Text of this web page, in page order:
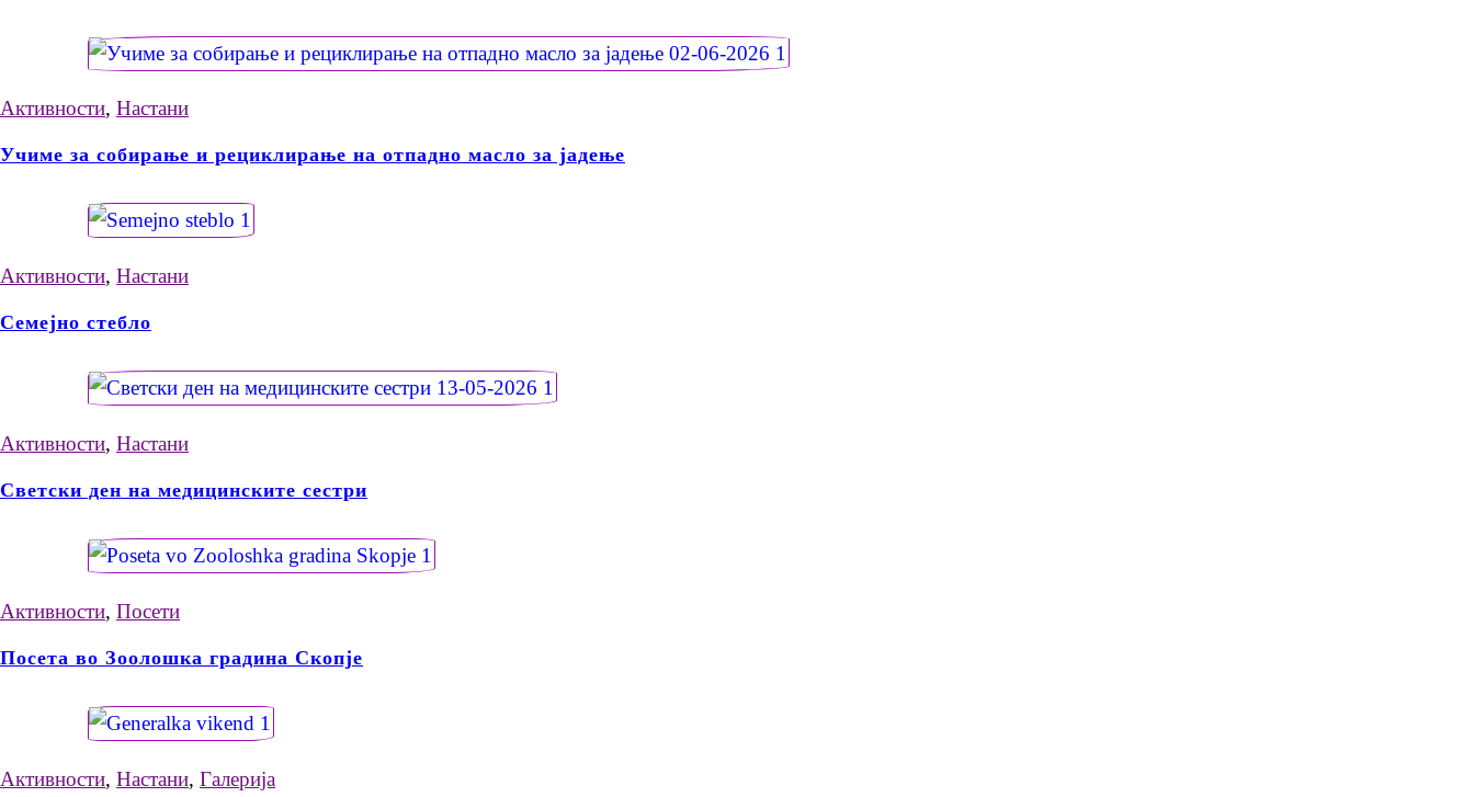
Активности, Настани
Учиме за собирање и рециклирање на отпадно масло за јадење
Активности, Настани
Семејно стебло
Активности, Настани
Светски ден на медицинските сестри
Активности, Посети
Посета во Зоолошка градина Скопје
Активности, Настани, Галерија